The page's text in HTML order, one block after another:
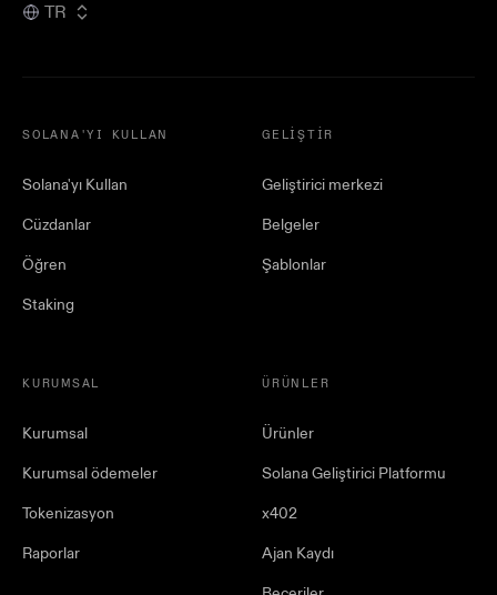
TR
SOLANA'YI KULLAN
Solana'yı Kullan
Cüzdanlar
Öğren
Staking
GELIŞTIR
Geliştirici merkezi
Belgeler
Şablonlar
KURUMSAL
Kurumsal
Kurumsal ödemeler
Tokenizasyon
Raporlar
ÜRÜNLER
Ürünler
Solana Geliştirici Platformu
x402
Ajan Kaydı